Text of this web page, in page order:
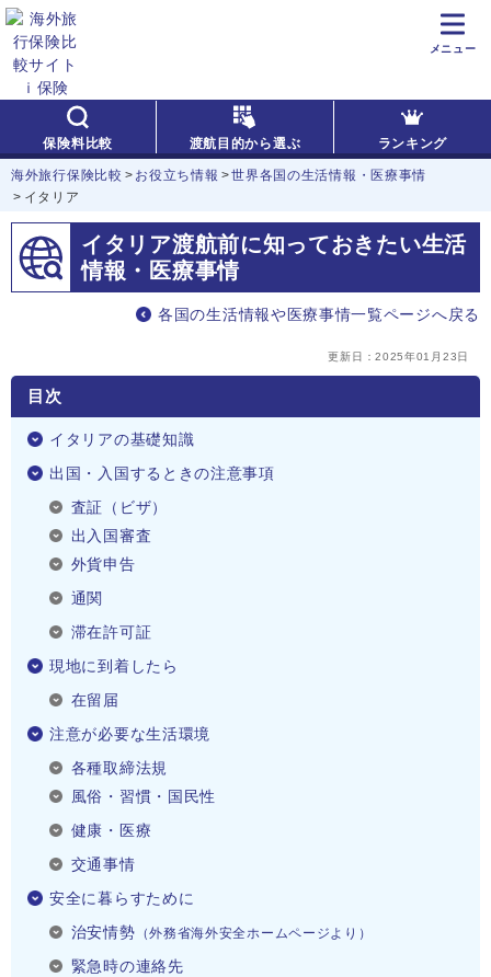
メニュー
保険料比較 渡航目的から選ぶ ランキング
海外旅行保険比較 お役立ち情報
世界各国の生活情報・医療事情
イタリア
イタリア渡航前に知っておきたい生活
情報・医療事情
各国の生活情報や医療事情一覧ページへ戻る
更新日：2025年01月23日
目次
イタリアの基礎知識
出国・入国するときの注意事項
査証（ビザ）
出入国審査
外貨申告
通関
滞在許可証
現地に到着したら
在留届
注意が必要な生活環境
各種取締法規
風俗・習慣・国民性
健康・医療
交通事情
安全に暮らすために
治安情勢 （外務省海外安全ホームページより）
緊急時の連絡先